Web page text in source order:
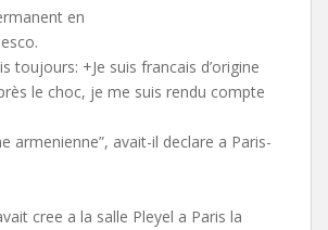
en
toujours: +Je suis francais d’origine
le choc, je me suis rendu compte
armenienne”, avait-il declare a Paris-
cree a la salle Pleyel a Paris la